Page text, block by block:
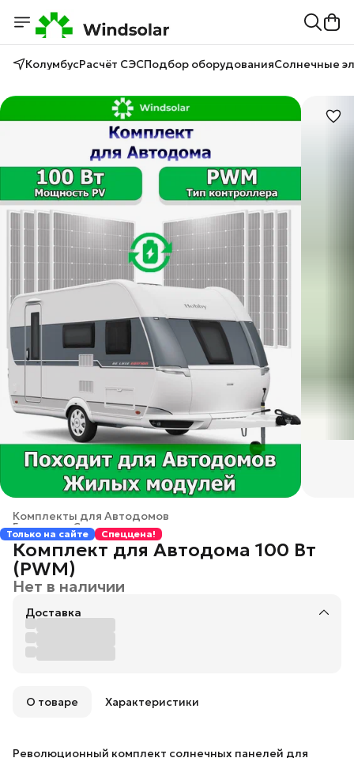
КолумбусРасчёт СЭСПодбор оборудованияСолнечные
Комплекты для Автодомов
Солнечные электростанции
Главная ›
Только на сайте Спеццена!
Комплект для Автодома 100 Вт
(PWM)
Нет в наличии
Доставка
О товаре Характеристики
Революционный комплект солнечных панелей для